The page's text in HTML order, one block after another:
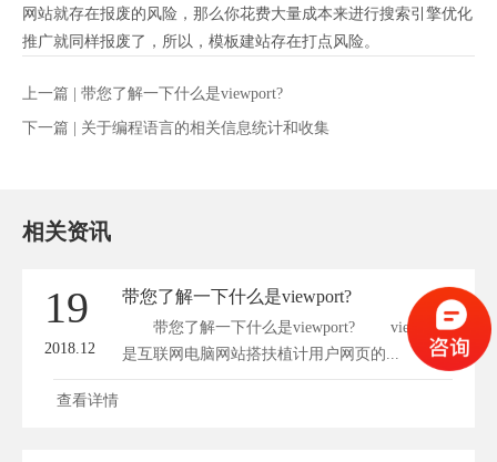
网站就存在报废的风险，那么你花费大量成本来进行搜索引擎优化
推广就同样报废了，所以，模板建站存在打点风险。
上一篇 | 带您了解一下什么是viewport?
下一篇 | 关于编程语言的相关信息统计和收集
相关资讯
19
2018.12
带您了解一下什么是viewport?
带您了解一下什么是viewport? viewport
是互联网电脑网站搭扶植计用户网页的...
查看详情